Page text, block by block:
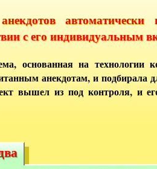
с его индивидуальным
основанная на технологии
анекдотам, и
вышел из под контроля, и